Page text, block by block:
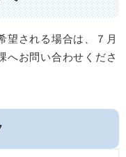
される場合は、７月
へお問い合わせくださ